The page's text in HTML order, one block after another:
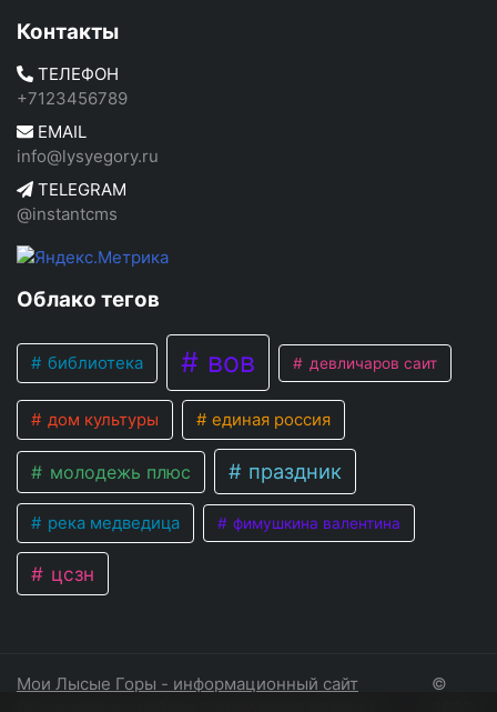
Контакты
ТЕЛЕФОН
+7123456789
EMAIL
info@lysyegory.ru
TELEGRAM
@instantcms
Облако тегов
библиотека вов девличаров саит
дом культуры единая россия
молодежь плюс праздник
река медведица фимушкина валентина
цсзн
Мои Лысые Горы - информационный сайт
©